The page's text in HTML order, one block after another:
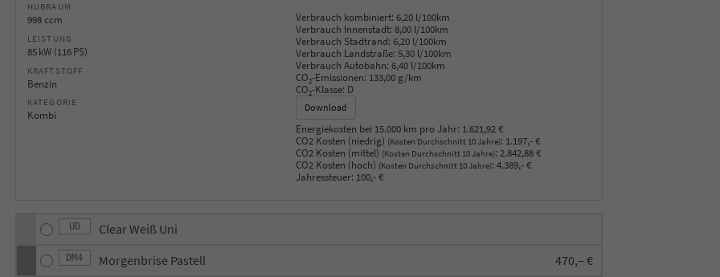
HUBRAUM
998 ccm
LEISTUNG
85 kW (116 PS)
KRAFTSTOFF
Benzin
KATEGORIE
Kombi
Verbrauch kombiniert: 6,20 l/100km
Verbrauch Innenstadt: 8,00 l/100km
Verbrauch Stadtrand: 6,20 l/100km
Verbrauch Landstraße: 5,30 l/100km
Verbrauch Autobahn: 6,40 l/100km
CO2-Emissionen: 133,00 g/km
CO2-Klasse: D
Download
Energiekosten bei 15.000 km pro Jahr: 1.621,92 €
CO2 Kosten (niedrig) (Kosten Durchschnitt 10 Jahre): 1.197,- €
CO2 Kosten (mittel) (Kosten Durchschnitt 10 Jahre): 2.842,88 €
CO2 Kosten (hoch) (Kosten Durchschnitt 10 Jahre): 4.389,- €
Jahressteuer: 100,- €
UD Clear Weiß Uni
DM4 Morgenbrise Pastell 470,– €